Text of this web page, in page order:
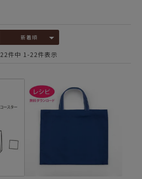
新着順
22件中 1 -22件表示